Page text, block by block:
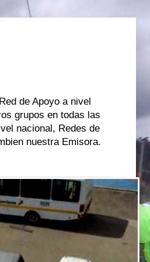
de Apoyo a nivel
grupos en todas las
nacional, Redes de
nuestra Emisora.